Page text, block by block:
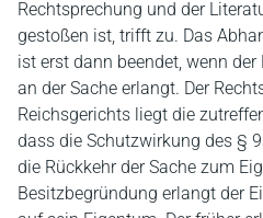
Rechtsprechung und der
gestoßen ist, trifft zu. Das
ist erst dann beendet, wenn
an der Sache erlangt. Der
Reichsgerichts liegt die
dass die Schutzwirkung des §
die Rückkehr der Sache zum
Besitzbegründung erlangt der